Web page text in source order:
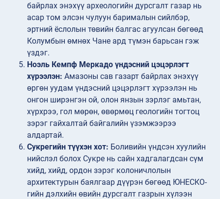
байрлах энэхүү археологийн дурсгалт газар нь
асар том элсэн чулуун барималын сийлбэр,
эртний ёслолын төвийн балгас агуулсан бөгөөд
Колумбын өмнөх Чане ард түмэн барьсан гэж
үздэг.
Ноэль Кемпф Меркадо үндэсний цэцэрлэгт
хүрээлэн: Амазоны сав газарт байрлах энэхүү
өргөн уудам үндэсний цэцэрлэгт хүрээлэн нь
онгон ширэнгэн ой, олон янзын зэрлэг амьтан,
хүрхрээ, гол мөрөн, өвөрмөц геологийн тогтоц
зэрэг гайхалтай байгалийн үзэмжээрээ
алдартай.
Сукрегийн түүхэн хот: Боливийн үндсэн хуулийн
нийслэл болох Сукре нь сайн хадгалагдсан сүм
хийд, хийд, ордон зэрэг колоничлолын
архитектурын баялгаар дүүрэн бөгөөд ЮНЕСКО-
гийн дэлхийн өвийн дурсгалт газрын хүлээн